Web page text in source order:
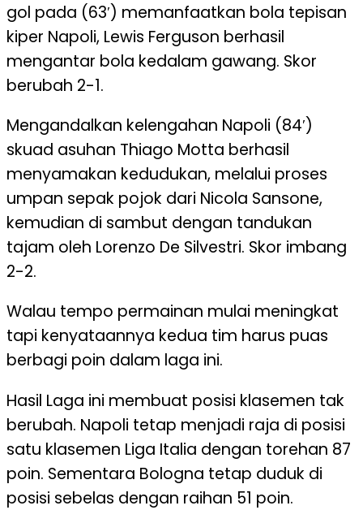
gol pada (63′) memanfaatkan bola tepisan
kiper Napoli, Lewis Ferguson berhasil
mengantar bola kedalam gawang. Skor
berubah 2-1.
Mengandalkan kelengahan Napoli (84′)
skuad asuhan Thiago Motta berhasil
menyamakan kedudukan, melalui proses
umpan sepak pojok dari Nicola Sansone,
kemudian di sambut dengan tandukan
tajam oleh Lorenzo De Silvestri. Skor imbang
2-2.
Walau tempo permainan mulai meningkat
tapi kenyataannya kedua tim harus puas
berbagi poin dalam laga ini.
Hasil Laga ini membuat posisi klasemen tak
berubah. Napoli tetap menjadi raja di posisi
satu klasemen Liga Italia dengan torehan 87
poin. Sementara Bologna tetap duduk di
posisi sebelas dengan raihan 51 poin.